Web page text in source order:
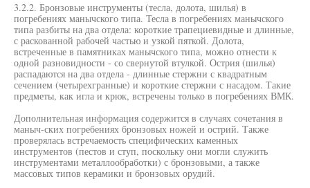
3.2.2. Бронзовые инструменты (тесла, долота, шилья) в
погребениях манычского типа. Тесла в погребениях манычского
типа разбиты на два отдела: короткие трапециевидные и длинные,
с раскованной рабочей частью и узкой пяткой. Долота,
встреченные в памятниках манычского типа, можно отнести к
одной разновидности - со свернутой втулкой. Острия (шилья)
распадаются на два отдела - длинные стержни с квадратным
сечением (четырехгранные) и короткие стержни с насадом. Такие
предметы, как игла и крюк, встречены только в погребениях ВМК.
Дополнительная информация содержится в случаях сочетания в
маныч-ских погребениях бронзовых ножей и острий. Также
проверялась встречаемость специфических каменных
инструментов (пестов и ступ, поскольку они могли служить
инструментами металлообработки) с бронзовыми, а также
массовых типов керамики и бронзовых орудий.